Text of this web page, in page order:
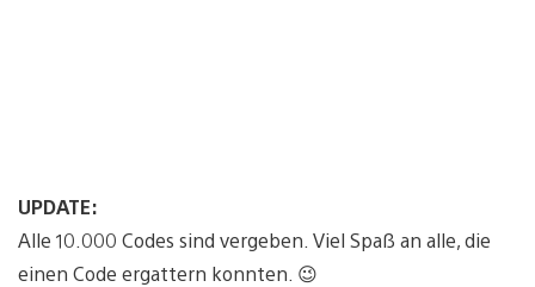
UPDATE:
Alle 10.000 Codes sind vergeben. Viel Spaß an alle, die
einen Code ergattern konnten. 😉